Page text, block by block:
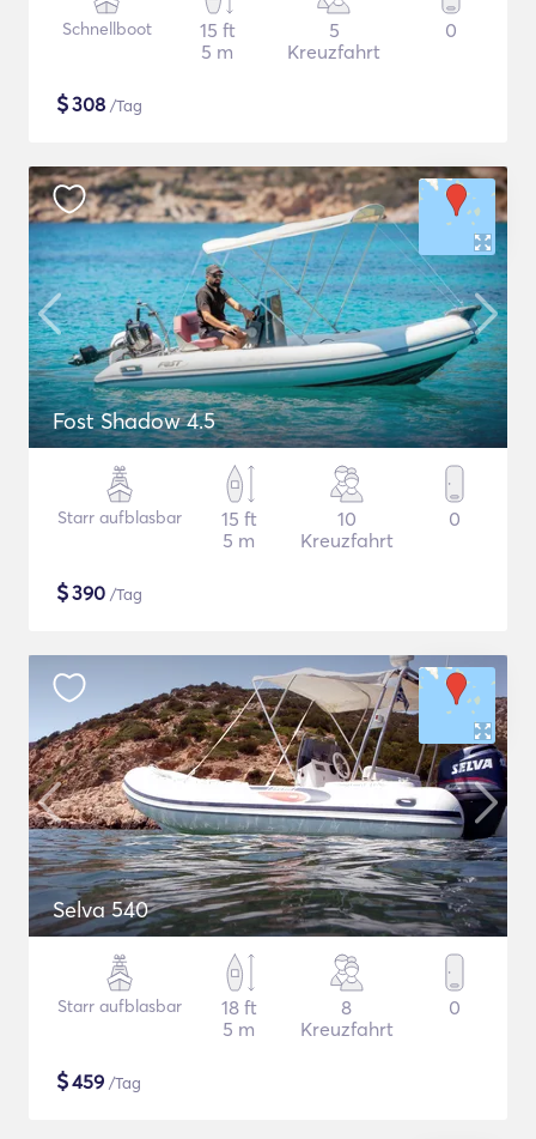
Schnellboot
15 ft
5 m
5
Kreuzfahrt
0
$308 /Tag
Fost Shadow 4.5
Starr aufblasbar
15 ft
5 m
10
Kreuzfahrt
0
$390 /Tag
Selva 540
Starr aufblasbar
18 ft
5 m
8
Kreuzfahrt
0
$459 /Tag